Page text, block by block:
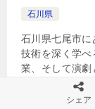
石川県
石川県七尾市に
技術を深く学
業、そして演
に集まってい
えるでしょう。
シェア